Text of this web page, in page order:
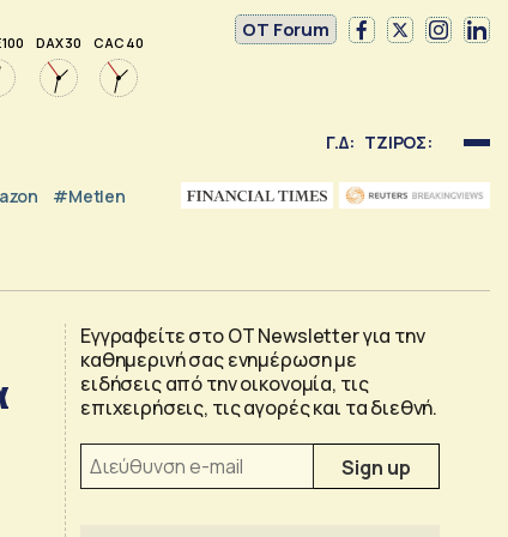
DAX 30 CAC 40
OT Forum
Γ.Δ: ΤΖΙΡΟΣ:
#Metlen
Εγγραφείτε στο OT Newsletter για την
καθημερινή σας ενημέρωση με
ειδήσεις από την οικονομία, τις
επιχειρήσεις, τις αγορές και τα διεθνή.